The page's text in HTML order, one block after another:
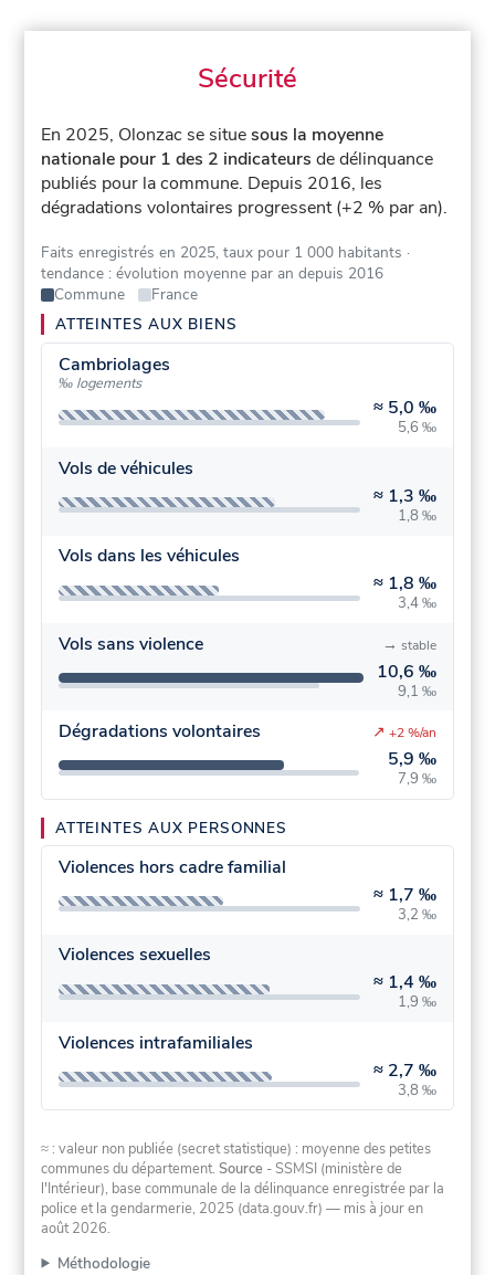
Sécurité
En 2025, Olonzac se situesous la moyenne
nationale pour 1 des 2 indicateurs de délinquance
publiés pour la commune. Depuis 2016, les
dégradations volontaires progressent (+2 % par an).
Faits enregistrés en 2025, taux pour 1 000 habitants ·
tendance : évolution moyenne par an depuis 2016
Commune
France
ATTEINTES AUX BIENS
Cambriolages
‰ logements
≈ 5,0 ‰
5,6 ‰
Vols de véhicules
≈ 1,3 ‰
1,8 ‰
Vols dans les véhicules
≈ 1,8 ‰
3,4 ‰
Vols sans violence
10,6 ‰
9,1 ‰
→ stable
Dégradations volontaires
5,9 ‰
7,9 ‰
↗ +2 %/an
ATTEINTES AUX PERSONNES
Violences hors cadre familial
≈ 1,7 ‰
3,2 ‰
Violences sexuelles
≈ 1,4 ‰
1,9 ‰
Violences intrafamiliales
≈ 2,7 ‰
3,8 ‰
≈ : valeur non publiée (secret statistique) : moyenne des petites
communes du département.Source - SSMSI (ministère de
l'Intérieur), base communale de la délinquance enregistrée par la
police et la gendarmerie, 2025 (data.gouv.fr) — mis à jour en
août 2026.
Méthodologie